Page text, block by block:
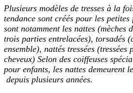
Plusieurs modèles de tresses à la
tendance sont créés pour les
sont notamment les nattes (mèches
trois parties entrelacées), torsadés
ensemble), nattés tressées
cheveux) Selon des coiffeuses
pour enfants, les nattes demeurent
depuis plusieurs années.